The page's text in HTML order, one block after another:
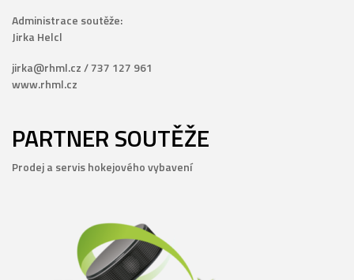
Administrace soutěže:
Jirka Helcl
jirka@rhml.cz / 737 127 961
www.rhml.cz
PARTNER SOUTĚŽE
Prodej a servis hokejového vybavení